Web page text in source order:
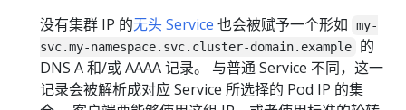
没有集群 IP 的无头 Service 也会被赋予一个形如
my-
svc.my-namespace.svc.cluster-domain.example
的
DNS A 和/或 AAAA 记录。 与普通 Service 不同，这一
记录会被解析成对应 Service 所选择的 Pod IP 的集